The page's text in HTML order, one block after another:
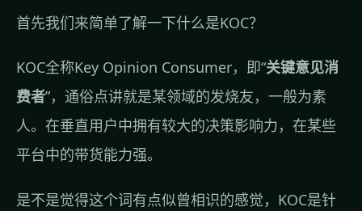
首先我们来简单了解一下什么是KOC？
KOC全称Key Opinion Consumer，即“关键意见消
费者”，通俗点讲就是某领域的发烧友，一般为素
人。在垂直用户中拥有较大的决策影响力，在某些
平台中的带货能力强。
是不是觉得这个词有点似曾相识的感觉，KOC是针